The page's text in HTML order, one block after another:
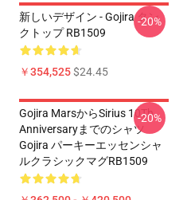
新しいデザイン - Gojira タン
クトップ RB1509
￥354,525$24.45
-20%
Gojira MarsからSirius 10Th
Anniversaryまでのシャツ
Gojira パーキーエッセンシャ
ルクラシックマグRB1509
-20%